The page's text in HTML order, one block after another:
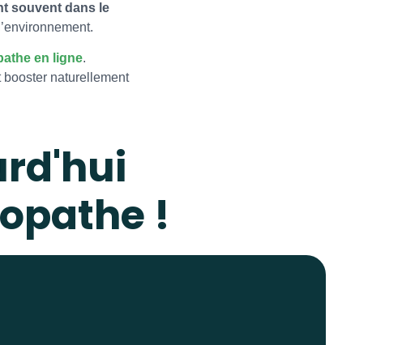
souvent dans le
en ligne.
naturellement
!